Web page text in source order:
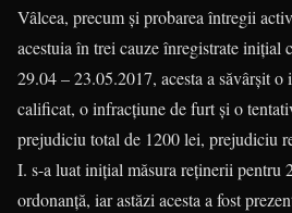
Vâlcea, precum și probarea întregii
acestuia în trei cauze înregistrate
29.04 – 23.05.2017, acesta a săvârșit
calificat, o infracțiune de furt și o
prejudiciu total de 1200 lei, prejudiciu
I. s-a luat inițial măsura reținerii pentru
ordonanță, iar astăzi acesta a fost